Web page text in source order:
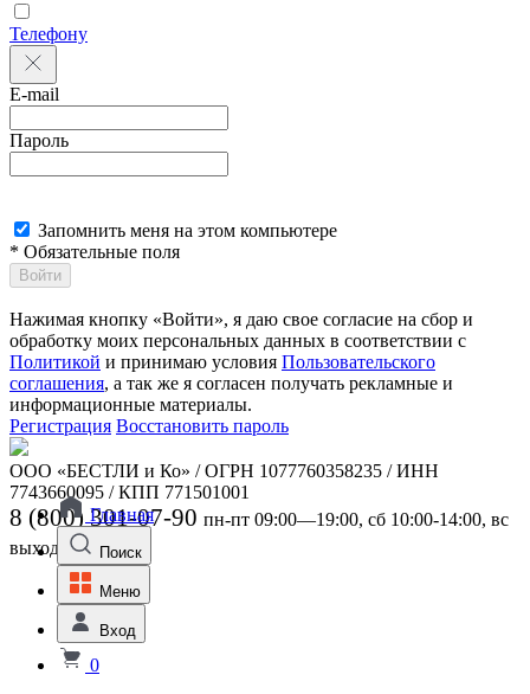
Телефону
E-mail
Пароль
Запомнить меня на этом компьютере
* Обязательные поля
Войти
Нажимая кнопку «Войти», я даю свое согласие на сбор и
обработку моих персональных данных в соответствии с
Политикой и принимаю условия Пользовательского
соглашения, а так же я согласен получать рекламные и
информационные материалы.
Регистрация Восстановить пароль
ООО «БЕСТЛИ и Ко» / ОГРН 1077760358235 / ИНН
7743660095 / КПП 771501001
8 (800) 301-07-90 пн-пт 09:00—19:00, сб 10:00-14:00, вс
выходной
Главная
Поиск
Меню
Вход
0